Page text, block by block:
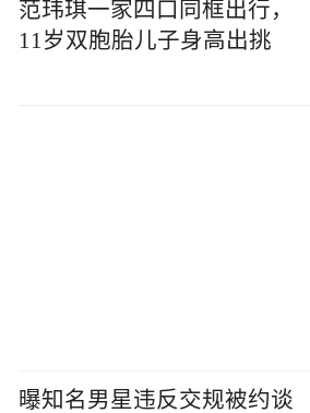
范玮琪一家四口同框出行，
11岁双胞胎儿子身高出挑
曝知名男星违反交规被约谈